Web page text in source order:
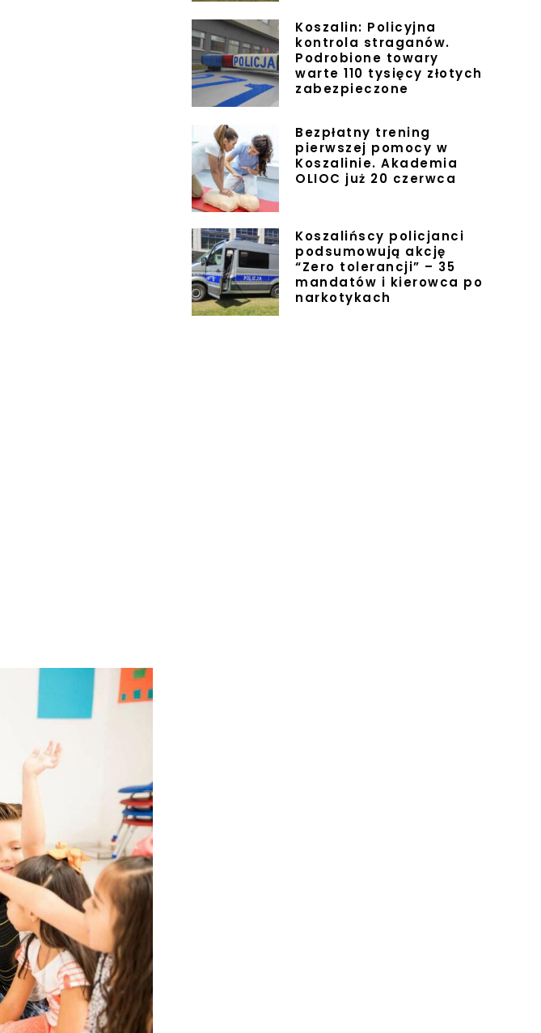
Koszalin: Policyjna
kontrola straganów.
Podrobione towary
warte 110 tysięcy złotych
zabezpieczone
Bezpłatny trening
pierwszej pomocy w
Koszalinie. Akademia
OLIOC już 20 czerwca
Koszalińscy policjanci
podsumowują akcję
“Zero tolerancji” – 35
mandatów i kierowca po
narkotykach